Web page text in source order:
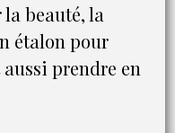
beauté, la
étalon pour
prendre en